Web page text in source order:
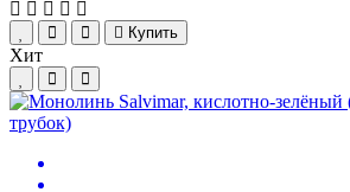
Купить
Хит